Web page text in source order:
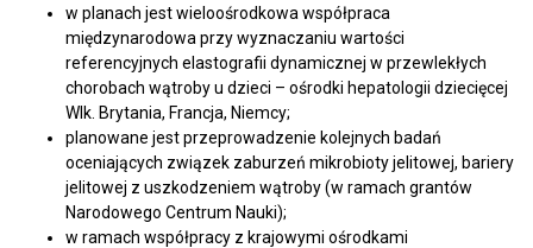
w planach jest wieloośrodkowa współpraca
międzynarodowa przy wyznaczaniu wartości
referencyjnych elastografii dynamicznej w przewlekłych
chorobach wątroby u dzieci – ośrodki hepatologii dziecięcej
Wlk. Brytania, Francja, Niemcy;
planowane jest przeprowadzenie kolejnych badań
oceniających związek zaburzeń mikrobioty jelitowej, bariery
jelitowej z uszkodzeniem wątroby (w ramach grantów
Narodowego Centrum Nauki);
w ramach współpracy z krajowymi ośrodkami